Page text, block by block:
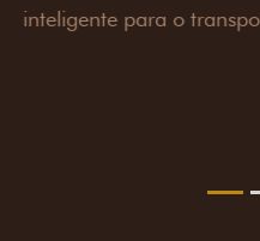
oferecendo mais
Pack tecnologia